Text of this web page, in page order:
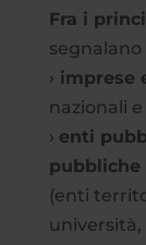
Fra i
segnalano
› imprese
nazionali
› enti
pubbliche
(enti
università,